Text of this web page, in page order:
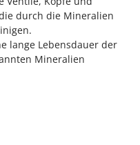
durch die Mineralien
lange Lebensdauer der
Mineralien